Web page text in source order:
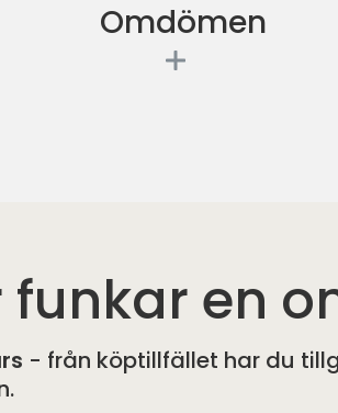
Omdömen
funkar en
- från köptillfället har du